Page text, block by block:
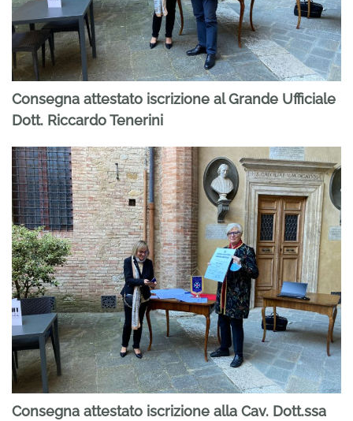
Consegna attestato iscrizione al Grande Ufficiale
Dott. Riccardo Tenerini
Consegna attestato iscrizione alla Cav. Dott.ssa